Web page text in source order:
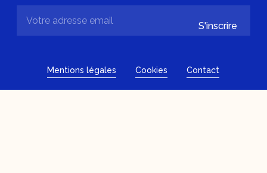
S'inscrire
Mentions légales Cookies Contact